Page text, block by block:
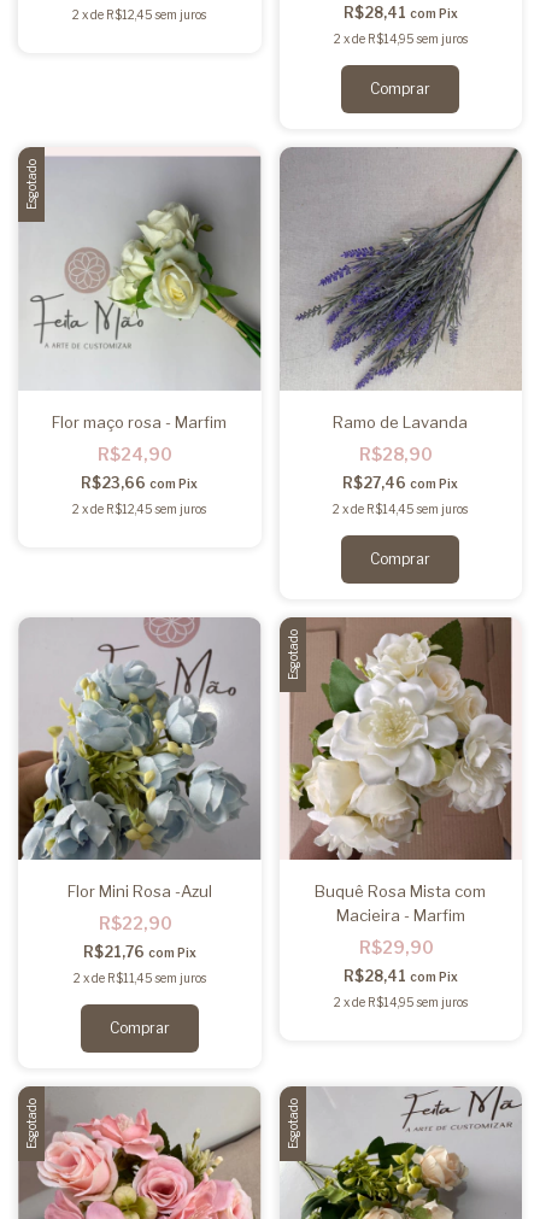
2 xde R$12,45 sem juros R$28,41 com Pix
2 xde R$14,95 sem juros
Esgotado
Flor maço rosa - Marfim
R$24,90
R$23,66com Pix
2 xde R$12,45 sem juros
Ramo de Lavanda
R$28,90
R$27,46com Pix
2 xde R$14,45 sem juros
Flor Mini Rosa -Azul
R$22,90
R$21,76 com Pix
2 xde R$11,45 sem juros
Esgotado
Buquê Rosa Mista com
Macieira - Marfim
R$29,90
R$28,41 com Pix
2 xde R$14,95 sem juros
Esgotado Esgotado